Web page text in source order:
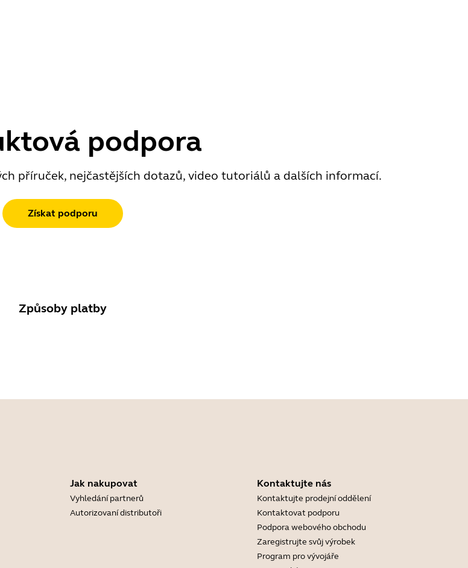
podpora
příruček, nejčastějších dotazů, video tutoriálů a dalších informací.
Získat podporu
Způsoby platby
Jak nakupovat
Vyhledání partnerů
Autorizovaní distributoři
Kontaktujte nás
Kontaktujte prodejní oddělení
Kontaktovat podporu
Podpora webového obchodu
Zaregistrujte svůj výrobek
Program pro vývojáře